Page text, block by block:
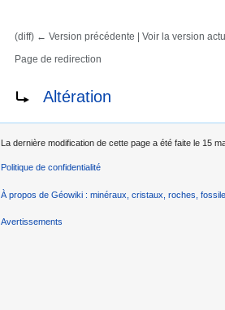
(diff) ← Version précédente | Voir la version
Page de redirection
Rediriger vers :Altération
La dernière modification de cette page a été faite le 15
Politique de confidentialité
À propos de Géowiki : minéraux, cristaux, roches,
Avertissements